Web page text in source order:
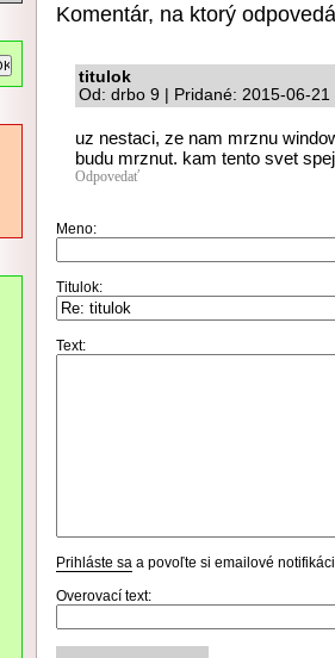
Komentár, na ktorý
titulok
Od: drbo 9 | Pridané: 2015-06-21
uz nestaci, ze nam mrznu
budu mrznut. kam tento svet
Odpovedať
Meno:
Titulok:
Text:
Prihláste sa a povoľte si emailové
Overovací text: